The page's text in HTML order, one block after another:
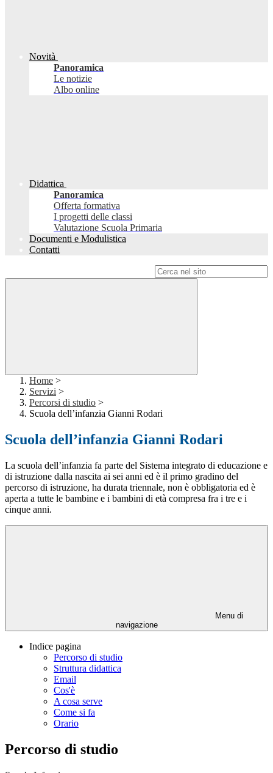
Novità
Panoramica
Le notizie
Albo online
Didattica
Panoramica
Offerta formativa
I progetti delle classi
Valutazione Scuola Primaria
Documenti e Modulistica
Contatti
Home >
Servizi >
Percorsi di studio >
Scuola dell’infanzia Gianni Rodari
Scuola dell’infanzia Gianni Rodari
La scuola dell’infanzia fa parte del Sistema integrato di educazione e
di istruzione dalla nascita ai sei anni ed è il primo gradino del
percorso di istruzione, ha durata triennale, non è obbligatoria ed è
aperta a tutte le bambine e i bambini di età compresa fra i tre e i
cinque anni.
Menu di
navigazione
Indice pagina
Percorso di studio
Struttura didattica
Email
Cos'è
A cosa serve
Come si fa
Orario
Percorso di studio